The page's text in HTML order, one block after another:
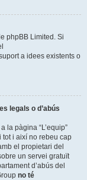
phpBB Limited. Si
a idees existents o
legals o d’abús
la pàgina “L’equip”
tot i així no rebeu cap
el propietari del
un servei gratuït
d’abús del
no té